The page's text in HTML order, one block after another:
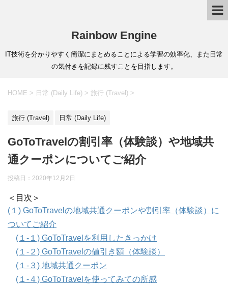
Rainbow Engine
IT技術を分かりやすく簡潔にまとめることによる学習の効率化、また日常
の気付きを記録に残すことを目指します。
HOME > 日常 (Daily Life) > 旅行 (Travel) >
旅行 (Travel) 日常 (Daily Life)
GoToTravelの割引率（体験談）や地域共
通クーポンについてご紹介
投稿日： 2020年12月2日
＜目次＞
(１) GoToTravelの地域共通クーポンや割引率（体験談）に
ついてご紹介
(１-１) GoToTravelを利用したきっかけ
(１-２) GoToTravelの値引き額（体験談）
(１-３) 地域共通クーポン
(１-４) GoToTravelを使ってみての所感